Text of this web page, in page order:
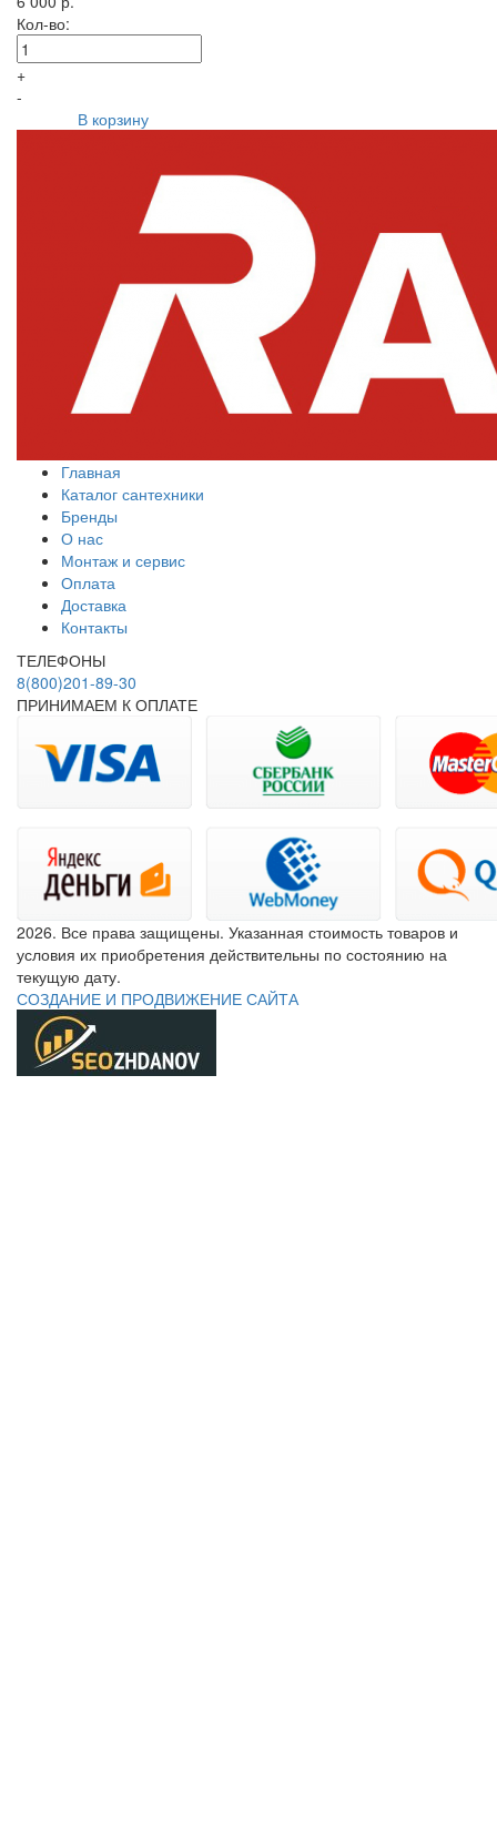
Кол-во:
+
-
В корзину
Главная
Каталог сантехники
Бренды
О нас
Монтаж и сервис
Оплата
Доставка
Контакты
ТЕЛЕФОНЫ
8(800)201-89-30
ПРИНИМАЕМ К ОПЛАТЕ
2026. Все права защищены. Указанная стоимость товаров и
условия их приобретения действительны по состоянию на
текущую дату.
СОЗДАНИЕ И ПРОДВИЖЕНИЕ САЙТА